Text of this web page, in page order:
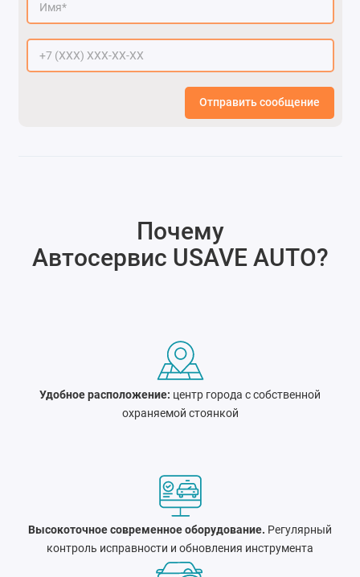
Отправить сообщение
Почему
Автосервис USAVE AUTO?
Удобное расположение: центр города c собственной
охраняемой стоянкой
Высокоточное современное оборудование. Регулярный
контроль исправности и обновления инструмента